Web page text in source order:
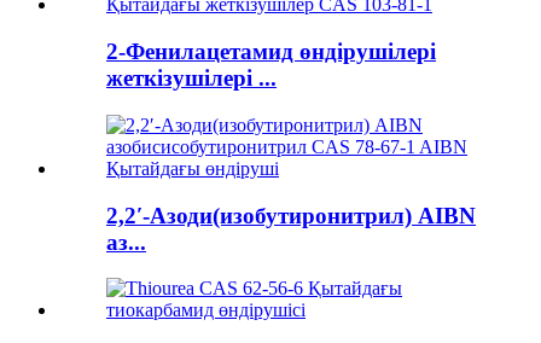
2-Фенилацетамид өндірушілері
жеткізушілері ...
2,2′-Азоди(изобутиронитрил) AIBN
аз...